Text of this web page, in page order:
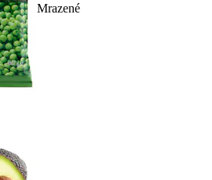
Mrazené